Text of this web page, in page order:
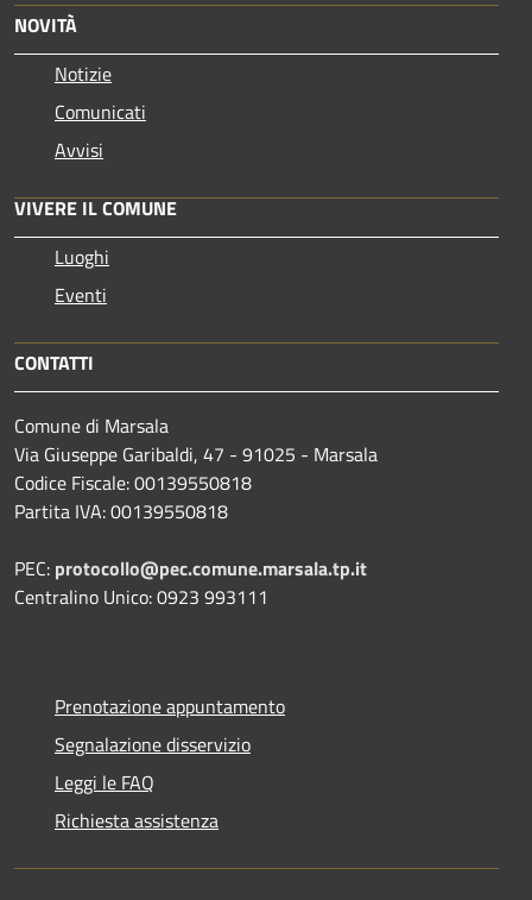
NOVITÀ
Notizie
Comunicati
Avvisi
VIVERE IL COMUNE
Luoghi
Eventi
CONTATTI
Comune di Marsala
Via Giuseppe Garibaldi, 47 - 91025 - Marsala
Codice Fiscale: 00139550818
Partita IVA: 00139550818
PEC: protocollo@pec.comune.marsala.tp.it
Centralino Unico: 0923 993111
Prenotazione appuntamento
Segnalazione disservizio
Leggi le FAQ
Richiesta assistenza